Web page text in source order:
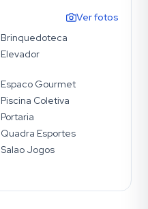
Ver fotos
Brinquedoteca
Elevador
Espaco Gourmet
Piscina Coletiva
Portaria
Quadra Esportes
Salao Jogos